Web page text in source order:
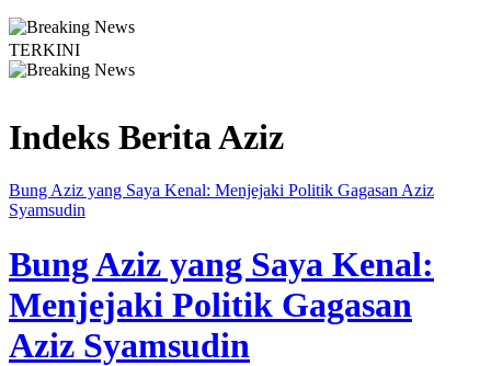
TERKINI
Indeks BeritaAziz
Bung Aziz yang Saya Kenal: Menjejaki Politik Gagasan Aziz
Syamsudin
Bung Aziz yang Saya Kenal:
Menjejaki Politik Gagasan
Aziz Syamsudin